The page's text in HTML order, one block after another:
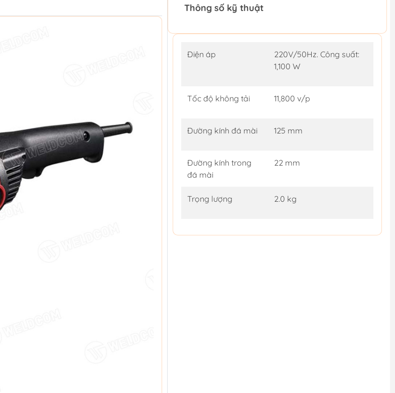
Thông số kỹ thuật
Điện áp
220V/50Hz. Công suất:
1,100 W
Tốc độ không tải 11,800 v/p
Đường kính đá mài 125 mm
Đường kính trong
đá mài
22 mm
Trọng lượng 2.0 kg